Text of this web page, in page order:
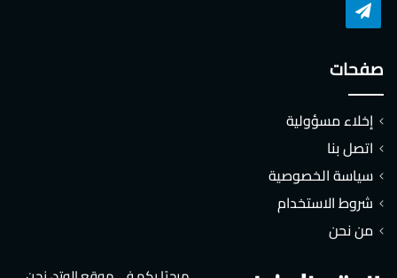
صفحات
إخلاء مسؤولية
اتصل بنا
سياسة الخصوصية
شروط الاستخدام
من نحن